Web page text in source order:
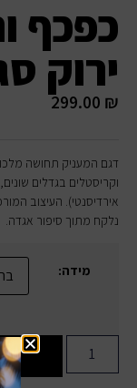
כפכף
ירוק
299.00 ₪
דגם המעניק תחושה
וקריסטלים בגדלים
אירדיסנטי). העיצוב
נלקח מתוך סיפור אגדה.
מידה: